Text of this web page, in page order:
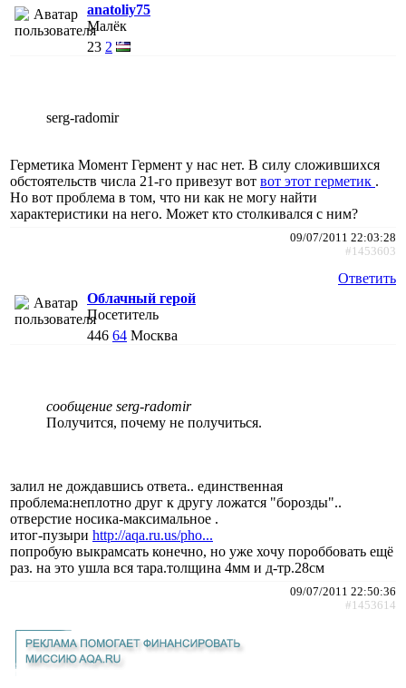
anatoliy75
Малёк
23 2
serg-radomir
Герметика Момент Гермент у нас нет. В силу сложившихся
обстоятельств числа 21-го привезут вот вот этот герметик .
Но вот проблема в том, что ни как не могу найти
характеристики на него. Может кто столкивался с ним?
09/07/2011 22:03:28
#1453603
Ответить
Облачный герой
Посетитель
446 64 Москва
сообщение serg-radomir
Получится, почему не получиться.
залил не дождавшись ответа.. единственная
проблема:неплотно друг к другу ложатся "борозды"..
отверстие носика-максимальное .
итог-пузыри http://aqa.ru.us/pho...
попробую выкрамсать конечно, но уже хочу пороббовать ещё
раз. на это ушла вся тара.толщина 4мм и д-тр.28см
09/07/2011 22:50:36
#1453614